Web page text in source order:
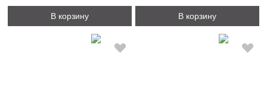
В корзину В корзину